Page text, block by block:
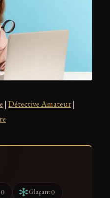
| Détective Amateur|
0 Glaçant0